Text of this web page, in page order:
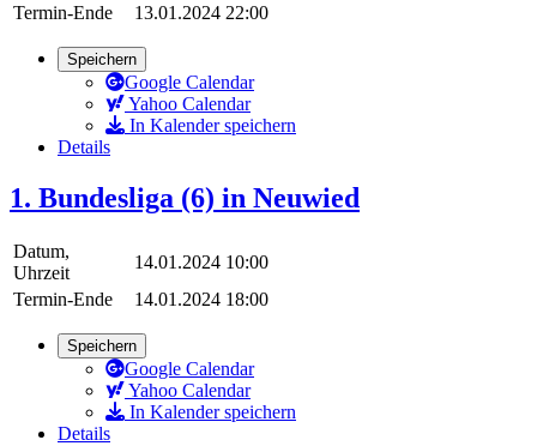
Termin-Ende
13.01.2024 22:00
Speichern
Google Calendar
Yahoo Calendar
In Kalender speichern
Details
1. Bundesliga (6) in Neuwied
Datum,
Uhrzeit
14.01.2024 10:00
Termin-Ende
14.01.2024 18:00
Speichern
Google Calendar
Yahoo Calendar
In Kalender speichern
Details